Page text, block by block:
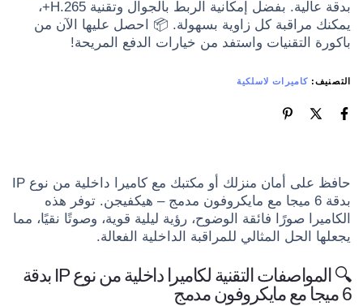
بدقة عالية. بفضل إمكانية الربط بالجوال وتقنية H.265+،
يمكنك مراقبة كل زاوية بسهولة. 📦 احصل عليها الآن من
باكورة التقنيات واستفد من خيارات الدفع المريحة!
التصنيف: كاميرات لاسلكية
حافظ على أمان منزلك أو مكتبك مع كاميرا داخلية من نوع IP
بدقة 6 ميجا مع مايكروفون مدمج – هيكفيجن. توفر هذه
الكاميرا صورًا فائقة الوضوح، رؤية ليلية قوية، وصوتًا نقيًا، مما
يجعلها الحل المثالي للمراقبة الداخلية الفعالة.
🔍 المواصفات التقنية لكاميرا داخلية من نوع IP بدقة
6 ميجا مع مايكروفون مدمج